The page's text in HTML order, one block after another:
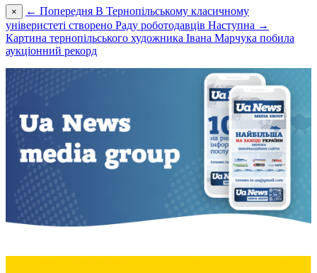
× ← Попередня В Тернопільському класичному
універистеті створено Раду роботодавців Наступна →
Картина тернопільського художника Івана Марчука побила
аукціонний рекорд